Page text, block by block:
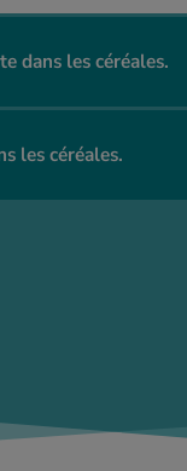
dans les céréales.
les céréales.